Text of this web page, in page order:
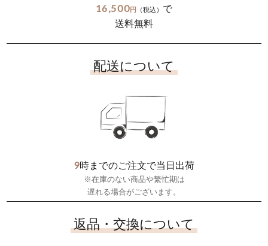
16,500円 （税込） で
送料無料
配送について
9時までのご注文で当日出荷
※在庫のない商品や繁忙期は
遅れる場合がございます。
返品・交換について